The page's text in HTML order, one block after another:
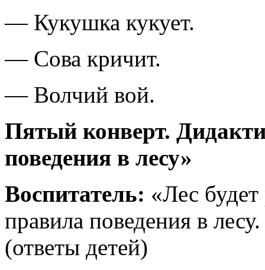
— Кукушка кукует.
— Сова кричит.
— Волчий вой.
Пятый конверт.
поведения в лесу»
Воспитатель: «Лес будет
правила поведения в
(ответы детей)